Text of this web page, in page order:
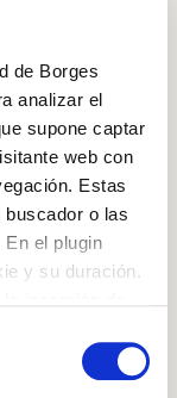
de Borges
analizar el
supone captar
web con
Estas
o las
el plugin
y su duración.
en el navegador.
navegar en